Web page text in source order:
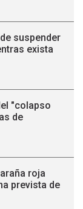
suspender
exista
"colapso
de
roja
prevista de